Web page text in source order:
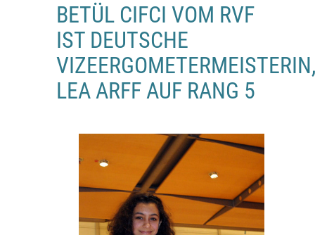
BETÜL CIFCI VOM RVF
IST DEUTSCHE
VIZEERGOMETERMEISTERIN,
LEA ARFF AUF RANG 5